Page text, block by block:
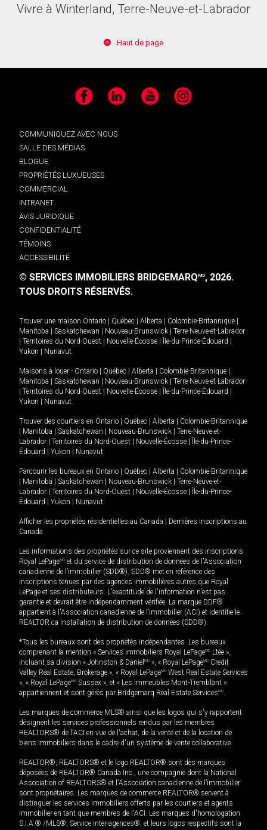
Vivre à Winterland, Terre-Neuve-et-Labrador
Haut de page
Facebook LinkedIn YouTube Instagram
COMMUNIQUEZ AVEC NOUS
SALLE DES MÉDIAS
BLOGUE
PROPRIÉTÉS LUXUEUSES
COMMERCIAL
INTRANET
AVIS JURIDIQUE
CONFIDENTIALITÉ
TÉMOINS
ACCESSIBILITÉ
© SERVICES IMMOBILIERS BRIDGEMARQMD, 2026.
TOUS DROITS RÉSERVÉS.
Trouver une maison Ontario | Québec | Alberta | Colombie-Britannique |
Manitoba | Saskatchewan | Nouveau-Brunswick | Terre-Neuve-et-Labrador
| Territoires du Nord-Ouest | Nouvelle-Écosse | Île-du-Prince-Édouard |
Yukon | Nunavut
Maisons à louer - Ontario | Québec | Alberta | Colombie-Britannique |
Manitoba | Saskatchewan | Nouveau-Brunswick | Terre-Neuve-et-Labrador
| Territoires du Nord-Ouest | Nouvelle-Écosse | Île-du-Prince-Édouard |
Yukon | Nunavut
Trouver des courtiers en Ontario | Québec | Alberta | Colombie-Britannique
| Manitoba | Saskatchewan | Nouveau-Brunswick | Terre-Neuve-et-
Labrador | Territoires du Nord-Ouest | Nouvelle-Écosse | Île-du-Prince-
Édouard | Yukon | Nunavut
Parcourir les bureaux en Ontario | Québec | Alberta | Colombie-Britannique
| Manitoba | Saskatchewan | Nouveau-Brunswick | Terre-Neuve-et-
Labrador | Territoires du Nord-Ouest | Nouvelle-Écosse | Île-du-Prince-
Édouard | Yukon | Nunavut
Afficher les propriétés résidentielles au Canada | Dernières inscriptions au
Canada
Les informations des propriétés sur ce site proviennent des inscriptions
Royal LePageMD et du service de distribution de données de l'Association
canadienne de l’immobilier (SDD®). SDD® met en référence des
inscriptions tenues par des agences immobilières autres que Royal
LePage et ses distributeurs. L'exactitude de l'information n'est pas
garantie et devrait être indépendamment vérifiée. La marque DDF®
appartient à l'Association canadienne de l’immobilier (ACI) et identifie le
REALTOR.ca Installation de distribution de données (SDD®).
*Tous les bureaux sont des propriétés indépendantes. Les bureaux
comprenant la mention « Services immobiliers Royal LePageMD Ltée »,
incluant sa division « Johnston & Daniel MD », « Royal LePageMD Credit
Valley Real Estate, Brokerage », « Royal LePageMD West Real Estate Services
», « Royal LePageMD Sussex », et « Les immeubles Mont-Tremblant »
appartiennent et sont gérés par Bridgemarq Real Estate ServicesMD
Les marques de commerce MLS® ainsi que les logos qui s'y rapportent
désignent les services professionnels rendus par les membres
REALTORS® de l'ACI en vue de l'achat, de la vente et de la location de
biens immobiliers dans le cadre d'un système de vente collaborative.
REALTOR®, REALTORS® et le logo REALTOR® sont des marques
déposées de REALTOR® Canada Inc., une compagnie dont la National
Association of REALTORS® et l'Association canadienne de l’immobilier
sont propriétaires. Les marques de commerce REALTOR® servent à
distinguer les services immobiliers offerts par les courtiers et agents
immobilier en tant que membres de l'ACI. Les marques d'homologation
S.I.A.® /MLS®, Service inter-agences®, et leurs logos respectifs sont la